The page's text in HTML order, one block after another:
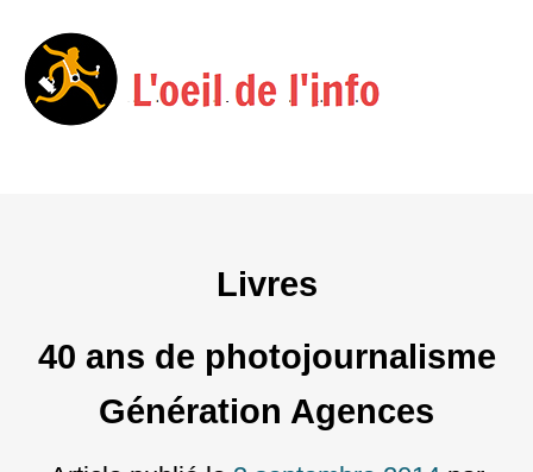
Livres
40 ans de photojournalisme
Génération Agences